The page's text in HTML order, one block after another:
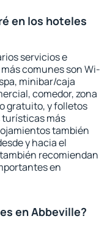
en los hoteles
servicios e
comunes son Wi-
minibar/caja
comedor, zona
gratuito, y folletos
más
también
y hacia el
recomiendan
en
en Abbeville?